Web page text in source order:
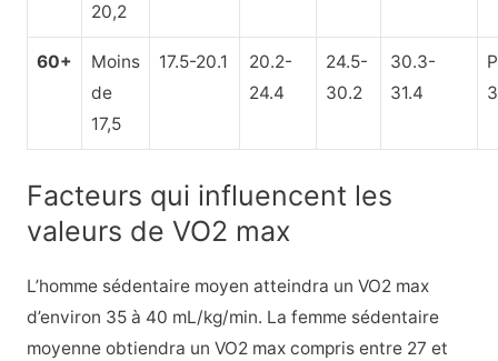
20,2
60+
Moins
de
17,5
17.5-20.1
20.2-
24.4
24.5-
30.2
30.3-
31.4
Facteurs qui influencent les
valeurs de VO2 max
L’homme sédentaire moyen atteindra un VO2 max
d’environ 35 à 40 mL/kg/min. La femme sédentaire
moyenne obtiendra un VO2 max compris entre 27 et